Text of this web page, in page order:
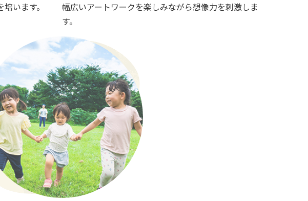
います。
幅広いアートワークを楽しみながら想像力を刺激しま
す。